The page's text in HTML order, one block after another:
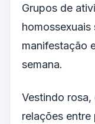
Grupos de
homossexuais
manifestação
semana.
Vestindo
relações entre